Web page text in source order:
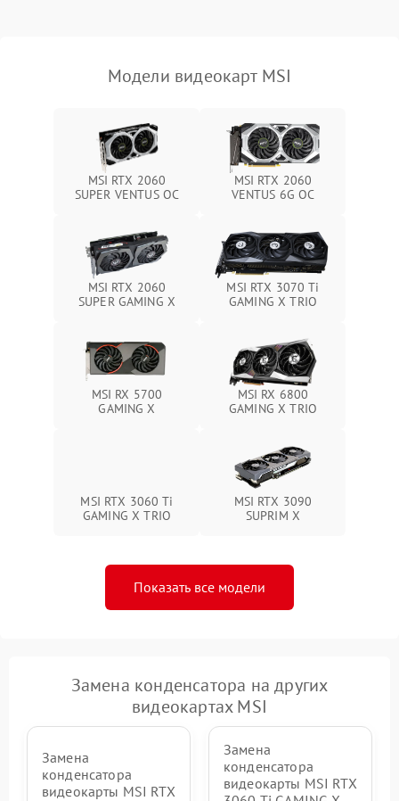
Модели видеокарт MSI
MSI RTX 2060
SUPER VENTUS OC
MSI RTX 2060
VENTUS 6G OC
MSI RTX 2060
SUPER GAMING X
MSI RTX 3070 Ti
GAMING X TRIO
MSI RX 5700
GAMING X
MSI RX 6800
GAMING X TRIO
MSI RTX 3060 Ti
GAMING X TRIO
MSI RTX 3090
SUPRIM X
Показать все модели
Замена конденсатора на других
видеокартах MSI
Замена
конденсатора
видеокарты MSI RTX
Замена
конденсатора
видеокарты MSI RTX